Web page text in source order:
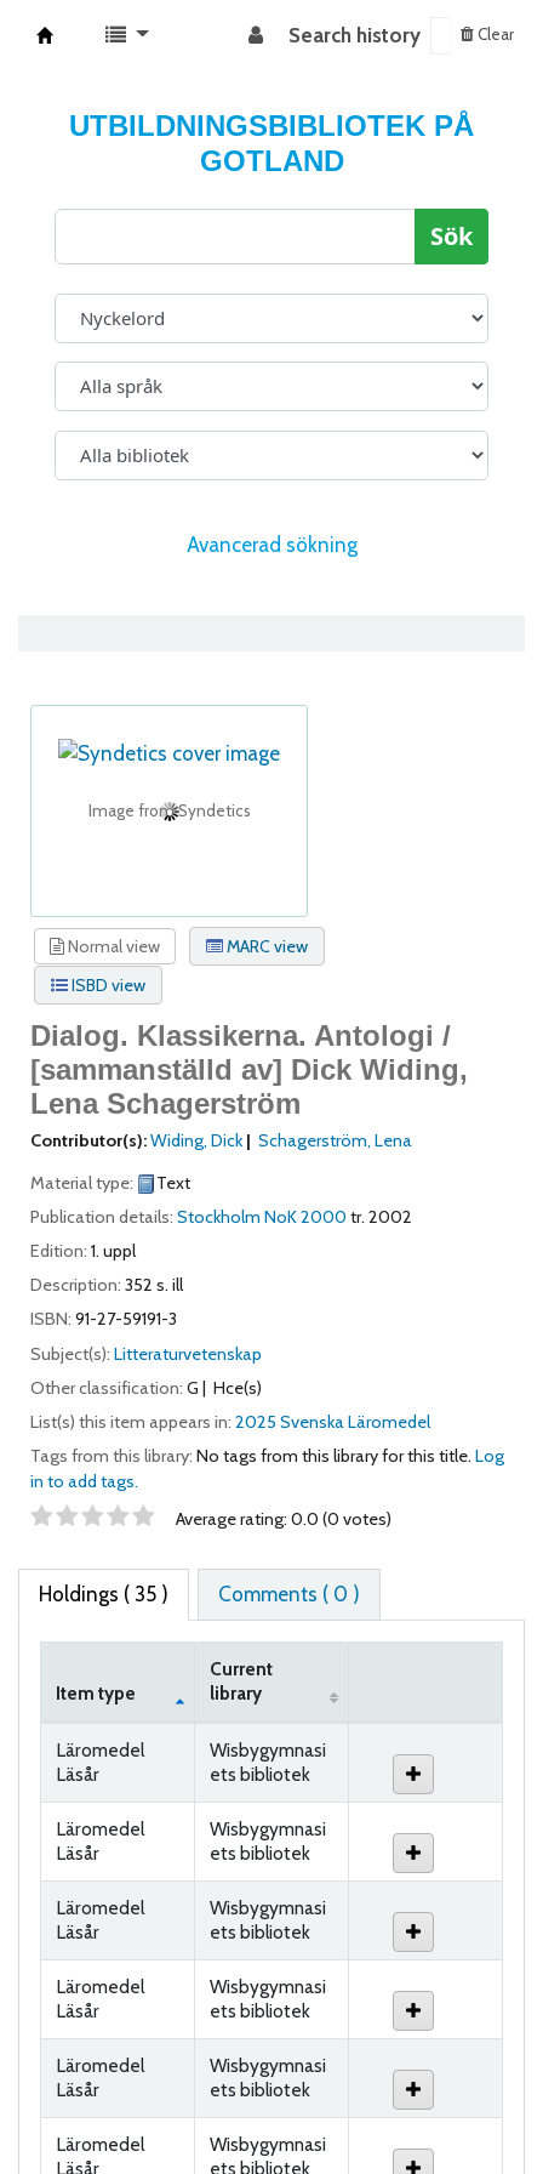
Search history Clear
UTBILDNINGSBIBLIOTEK PÅ
GOTLAND
Sök
Avancerad sökning
Image from Syndetics
Normal view
MARC view
ISBD view
Dialog. Klassikerna. Antologi /
[sammanställd av] Dick Widing,
Lena Schagerström
Contributor(s):Widing, Dick
Schagerström, Lena
Material type:
Text
Publication details: Stockholm NoK2000 tr. 2002
Edition: 1. uppl
Description: 352 s. ill
ISBN: 91-27-59191-3
Subject(s): Litteraturvetenskap
Other classification: G
Hce(s)
List(s) this item appears in: 2025 Svenska Läromedel
Tags from this library: No tags from this library for this title. Log
in to add tags.
Star ratings Average rating: 0.0 (0 votes)
Holdings ( 35 ) Comments ( 0 )
Item type
Current
library
Läromedel
Läsår
Wisbygymnasi
ets bibliotek
Läromedel
Läsår
Wisbygymnasi
ets bibliotek
Läromedel
Läsår
Wisbygymnasi
ets bibliotek
Läromedel
Läsår
Wisbygymnasi
ets bibliotek
Läromedel
Läsår
Wisbygymnasi
ets bibliotek
Läromedel
Läsår
Wisbygymnasi
ets bibliotek